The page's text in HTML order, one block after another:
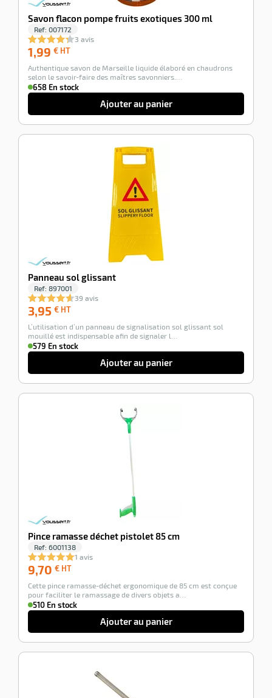
Savon flacon pompe fruits exotiques 300 ml
Ref: 007172
3 avis
1,99 € HT
HT
Authentique savon de Marseille liquide élaboré en chaudrons
selon le savoir-faire des maîtres savonniers.…
658 En stock
Ajouter au panier
Panneau sol glissant
Ref: 897001
39 avis
3,95 € HT
HT
L’utilisation d’un panneau de signalisation sol glissant sol
mouillé est indispensable afin de signaler l…
579 En stock
Ajouter au panier
Pince ramasse déchet pistolet 85 cm
Ref: 6001138
1 avis
9,70 € HT
HT
Cette pince ramasse-déchet ergonomique de 85 cm est conçue
pour faciliter le ramassage de divers objets a…
510 En stock
Ajouter au panier